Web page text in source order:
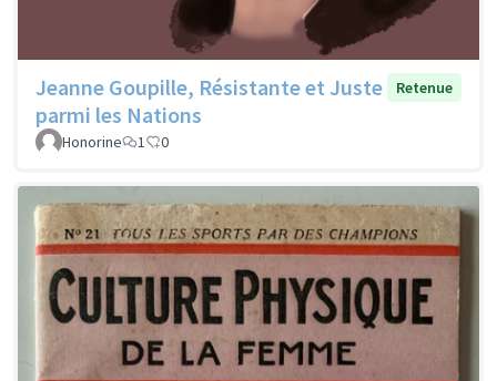
Jeanne Goupille, Résistante et Juste
parmi les Nations
Retenue
Honorine 1 0